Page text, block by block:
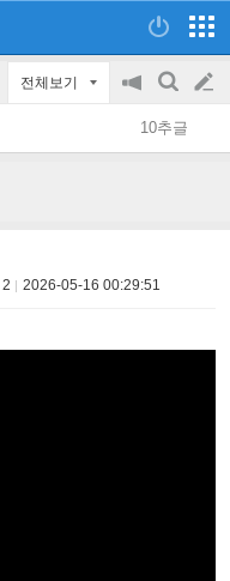
전체보기
공
지
on/off
검
색
글
쓰
10추글
2 2026-05-16 00:29:51